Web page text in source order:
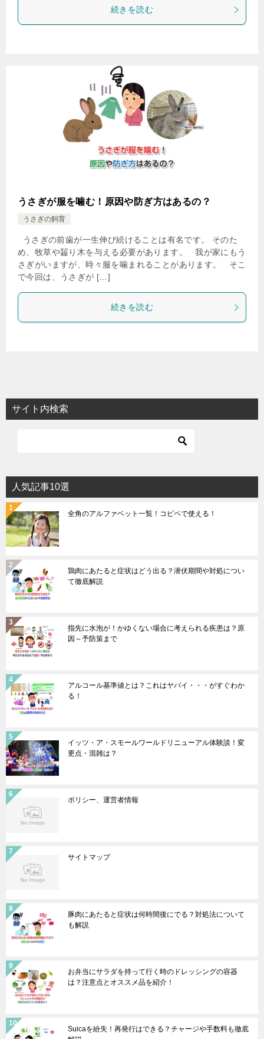
続きを読む
うさぎが服を噛む！原因や防ぎ方はあるの？
うさぎの飼育
うさぎの前歯が一生伸び続けることは有名です。 そのた
め、牧草や齧り木を与える必要があります。 我が家にもう
さぎがいますが、時々服を噛まれることがあります。 そこ
で今回は、うさぎが […]
続きを読む
サイト内検索
人気記事10選
全角のアルファベット一覧！コピペで使える！
鶏肉にあたると症状はどう出る？潜伏期間や対処につい
て徹底解説
指先に水泡が！かゆくない場合に考えられる疾患は？原
因～予防策まで
アルコール基準値とは？これはヤバイ・・・がすぐわか
る！
イッツ・ア・スモールワールドリニューアル体験談！変
更点・混雑は？
ポリシー、運営者情報
サイトマップ
豚肉にあたると症状は何時間後にでる？対処法について
も解説
お弁当にサラダを持って行く時のドレッシングの容器
は？注意点とオススメ品を紹介！
Suicaを紛失！再発行はできる？チャージや手数料も徹底